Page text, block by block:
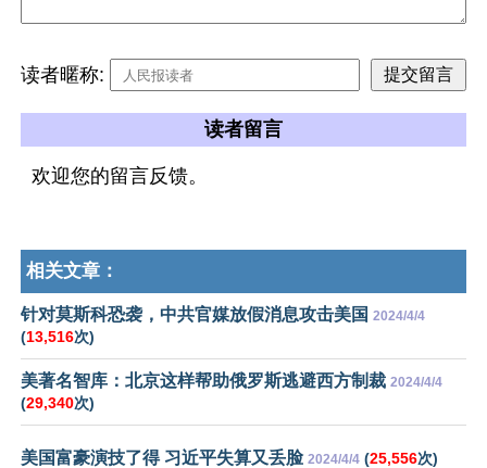
读者暱称:
读者留言
欢迎您的留言反馈。
相关文章：
针对莫斯科恐袭，中共官媒放假消息攻击美国 2024/4/4
(13,516次)
美著名智库：北京这样帮助俄罗斯逃避西方制裁 2024/4/4
(29,340次)
美国富豪演技了得 习近平失算又丢脸 2024/4/4 (25,556次)